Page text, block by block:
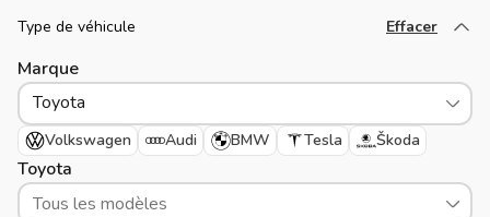
Type de véhicule Effacer
Chargez plus
Marque
Toyota
Volkswagen Audi BMW Tesla Škoda
Toyota
Tous les modèles